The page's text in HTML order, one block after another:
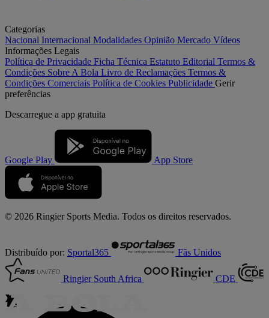
Categorias
Nacional Internacional Modalidades Opinião Mercado Vídeos
Informações Legais
Política de Privacidade Ficha Técnica Estatuto Editorial Termos &
Condições Sobre A Bola Livro de Reclamações Termos &
Condições Comerciais Política de Cookies Publicidade Gerir
preferências
Descarregue a app gratuita
Google Play App Store
© 2026 Ringier Sports Media. Todos os direitos reservados.
Distribuído por: Sportal365 Fãs Unidos
Ringier South Africa CDE